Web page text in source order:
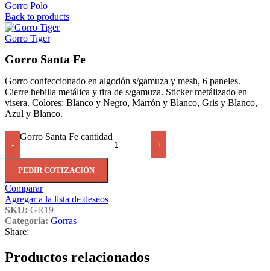
Gorro Polo
Back to products
Gorro Tiger
Gorro Santa Fe
Gorro confeccionado en algodón s/gamuza y mesh, 6 paneles.
Cierre hebilla metálica y tira de s/gamuza. Sticker metálizado en
visera. Colores: Blanco y Negro, Marrón y Blanco, Gris y Blanco,
Azul y Blanco.
-
Gorro Santa Fe cantidad
+
PEDIR COTIZACIÓN
Comparar
Agregar a la lista de deseos
SKU: GR19
Categoría: Gorras
Share:
Productos relacionados